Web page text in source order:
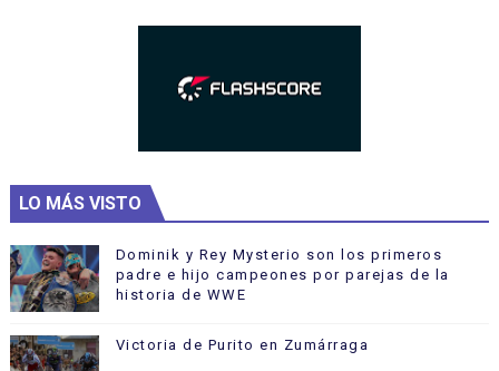
LO MÁS VISTO
Dominik y Rey Mysterio son los primeros
padre e hijo campeones por parejas de la
historia de WWE
Victoria de Purito en Zumárraga